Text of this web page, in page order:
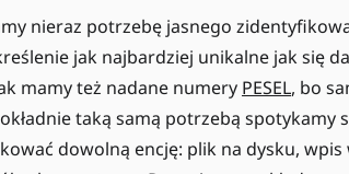
nieraz potrzebę jasnego
jak najbardziej unikalne jak się
mamy też nadane numery PESEL, bo
taką samą potrzebą spotykamy
dowolną encję: plik na dysku, wpis